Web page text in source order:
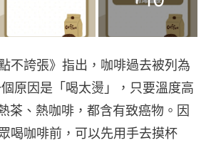
不誇張》指出，咖啡過去被列為
原因是「喝太燙」，只要溫度高
茶、熱咖啡，都含有致癌物。因
喝咖啡前，可以先用手去摸杯